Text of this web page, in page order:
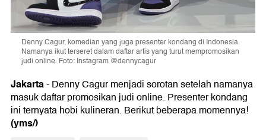
Denny Cagur, komedian yang juga presenter kondang di Indonesia.
Namanya ikut terseret dalam daftar artis yang turut mempromosikan
judi online. Foto: Instagram @dennycagur
Jakarta- Denny Cagur menjadi sorotan setelah namanya
masuk daftar promosikan judi online. Presenter kondang
ini ternyata hobi kulineran. Berikut beberapa momennya!
(yms/)